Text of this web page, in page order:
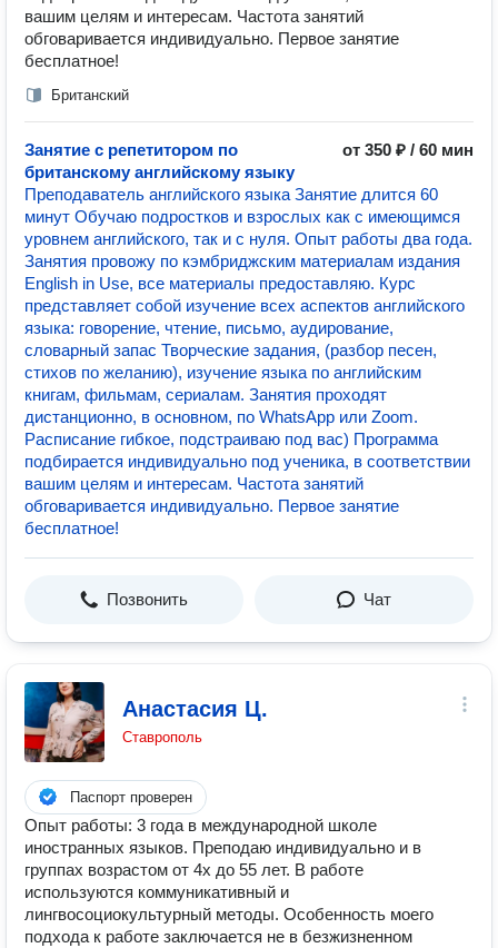
вашим целям и интересам. Частота занятий
обговаривается индивидуально. Первое занятие
бесплатное!
Британский
Занятие с репетитором по
британскому английскому языку
от 350 ₽ / 60 мин
Преподаватель английского языка Занятие длится 60
минут Обучаю подростков и взрослых как с имеющимся
уровнем английского, так и с нуля. Опыт работы два года.
Занятия провожу по кэмбриджским материалам издания
English in Use, все материалы предоставляю. Курс
представляет собой изучение всех аспектов английского
языка: говорение, чтение, письмо, аудирование,
словарный запас Творческие задания, (разбор песен,
стихов по желанию), изучение языка по английским
книгам, фильмам, сериалам. Занятия проходят
дистанционно, в основном, по WhatsApp или Zoom.
Расписание гибкое, подстраиваю под вас) Программа
подбирается индивидуально под ученика, в соответствии
вашим целям и интересам. Частота занятий
обговаривается индивидуально. Первое занятие
бесплатное!
Позвонить Чат
Анастасия Ц.
Ставрополь
Паспорт проверен
Опыт работы: 3 года в международной школе
иностранных языков. Преподаю индивидуально и в
группах возрастом от 4х до 55 лет. В работе
используются коммуникативный и
лингвосоциокультурный методы. Особенность моего
подхода к работе заключается не в безжизненном